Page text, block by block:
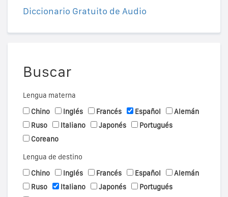
Diccionario Gratuito de Audio
Buscar
Lengua materna
Chino
Inglés Francés Español
Alemán
Ruso
Italiano Japonés
Portugués
Coreano
Lengua de destino
Chino
Inglés Francés Español
Alemán
Ruso
Italiano Japonés
Portugués